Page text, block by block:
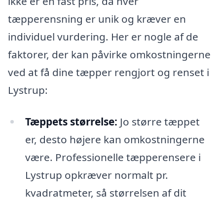
tæpperensning er unik og kræver en
individuel vurdering. Her er nogle af de
faktorer, der kan påvirke omkostningerne
ved at få dine tæpper rengjort og renset i
Lystrup:
Tæppets størrelse: Jo større tæppet
er, desto højere kan omkostningerne
være. Professionelle tæpperensere i
Lystrup opkræver normalt pr.
kvadratmeter, så størrelsen af dit